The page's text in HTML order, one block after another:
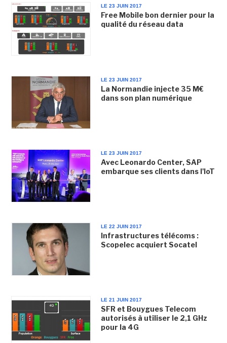
LE 23 JUIN 2017
Free Mobile bon dernier pour la
qualité du réseau data
LE 23 JUIN 2017
La Normandie injecte 35 M€
dans son plan numérique
LE 23 JUIN 2017
Avec Leonardo Center, SAP
embarque ses clients dans l'IoT
LE 22 JUIN 2017
Infrastructures télécoms :
Scopelec acquiert Socatel
LE 21 JUIN 2017
SFR et Bouygues Telecom
autorisés à utiliser le 2,1 GHz
pour la 4G